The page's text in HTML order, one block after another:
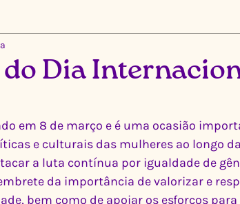
Dia
em 8 de março e é uma ocasião
e culturais das mulheres ao longo da
a luta contínua por igualdade de
da importância de valorizar e
bem como de apoiar os esforços para